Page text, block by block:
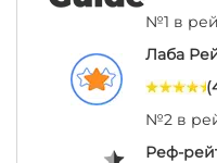
№1 в
Лаба
№2 в
Реф-